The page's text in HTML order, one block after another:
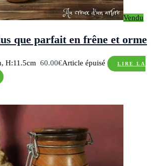
Vendu
que parfait en frêne et orme
H:11.5cm60.00€Article épuisé LIRE LA